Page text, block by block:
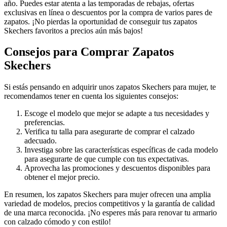
año. Puedes estar atenta a las temporadas de rebajas, ofertas
exclusivas en línea o descuentos por la compra de varios pares de
zapatos. ¡No pierdas la oportunidad de conseguir tus zapatos
Skechers favoritos a precios aún más bajos!
Consejos para Comprar Zapatos
Skechers
Si estás pensando en adquirir unos zapatos Skechers para mujer, te
recomendamos tener en cuenta los siguientes consejos:
Escoge el modelo que mejor se adapte a tus necesidades y
preferencias.
Verifica tu talla para asegurarte de comprar el calzado
adecuado.
Investiga sobre las características específicas de cada modelo
para asegurarte de que cumple con tus expectativas.
Aprovecha las promociones y descuentos disponibles para
obtener el mejor precio.
En resumen, los zapatos Skechers para mujer ofrecen una amplia
variedad de modelos, precios competitivos y la garantía de calidad
de una marca reconocida. ¡No esperes más para renovar tu armario
con calzado cómodo y con estilo!